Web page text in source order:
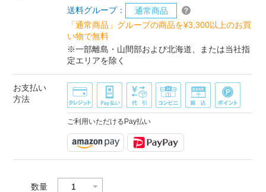
送料グループ：
通常商品
「通常商品」グループの商品を¥3,300以上のお買
い物で無料
※一部離島・山間部および北海道、または当社指
定エリアを除く
お支払い
方法
ご利用いただけるPay払い
数量